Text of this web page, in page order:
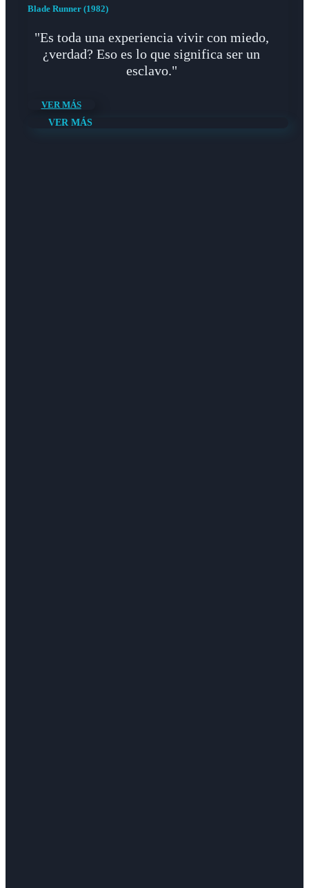
Blade Runner (1982)
"Es toda una experiencia vivir con miedo,
¿verdad? Eso es lo que significa ser un
esclavo."
VER MÁS
VER MÁS